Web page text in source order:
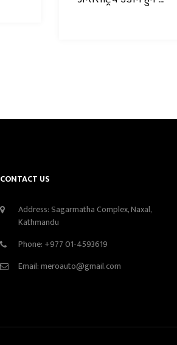
CONTACT US
Address: Sagarmatha Complex, Naxal,
Kathmandu
Phone: +977 01-4593619
Email:meroauto@gmail.com